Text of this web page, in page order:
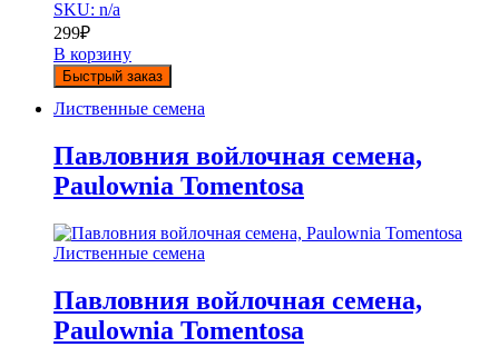
SKU: n/a
299₽
В корзину
Быстрый заказ
Лиственные семена
Павловния войлочная семена,
Paulownia Tomentosa
Лиственные семена
Павловния войлочная семена,
Paulownia Tomentosa